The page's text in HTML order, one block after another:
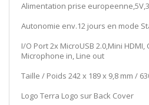
Alimentation prise
Autonomie env.12 jours en mode
I/O Port 2x MicroUSB 2.0,Mini HDMI,
Microphone in, Line out
Taille / Poids 242 x 189 x 9,8 mm /
Logo Terra Logo sur Back Cover